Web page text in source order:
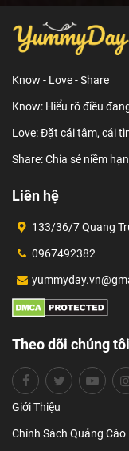
Know - Love - Share
Know: Hiểu rõ điều
Love: Đặt cái tâm, cái
Share: Chia sẻ niềm
Liên hệ
133/36/7 Quang
0967492382
Theo dõi chúng tôi
Giới Thiệu
Chính Sách Quảng Cáo